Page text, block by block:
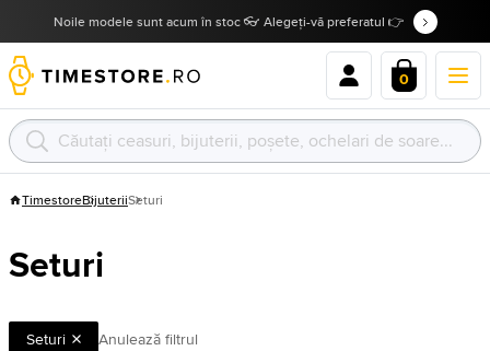
Noile modele sunt acum în stoc 👓 Alegeți-vă preferatul 👉
0
TimestoreBijuteriiSeturi
Seturi
Seturi Anulează filtrul